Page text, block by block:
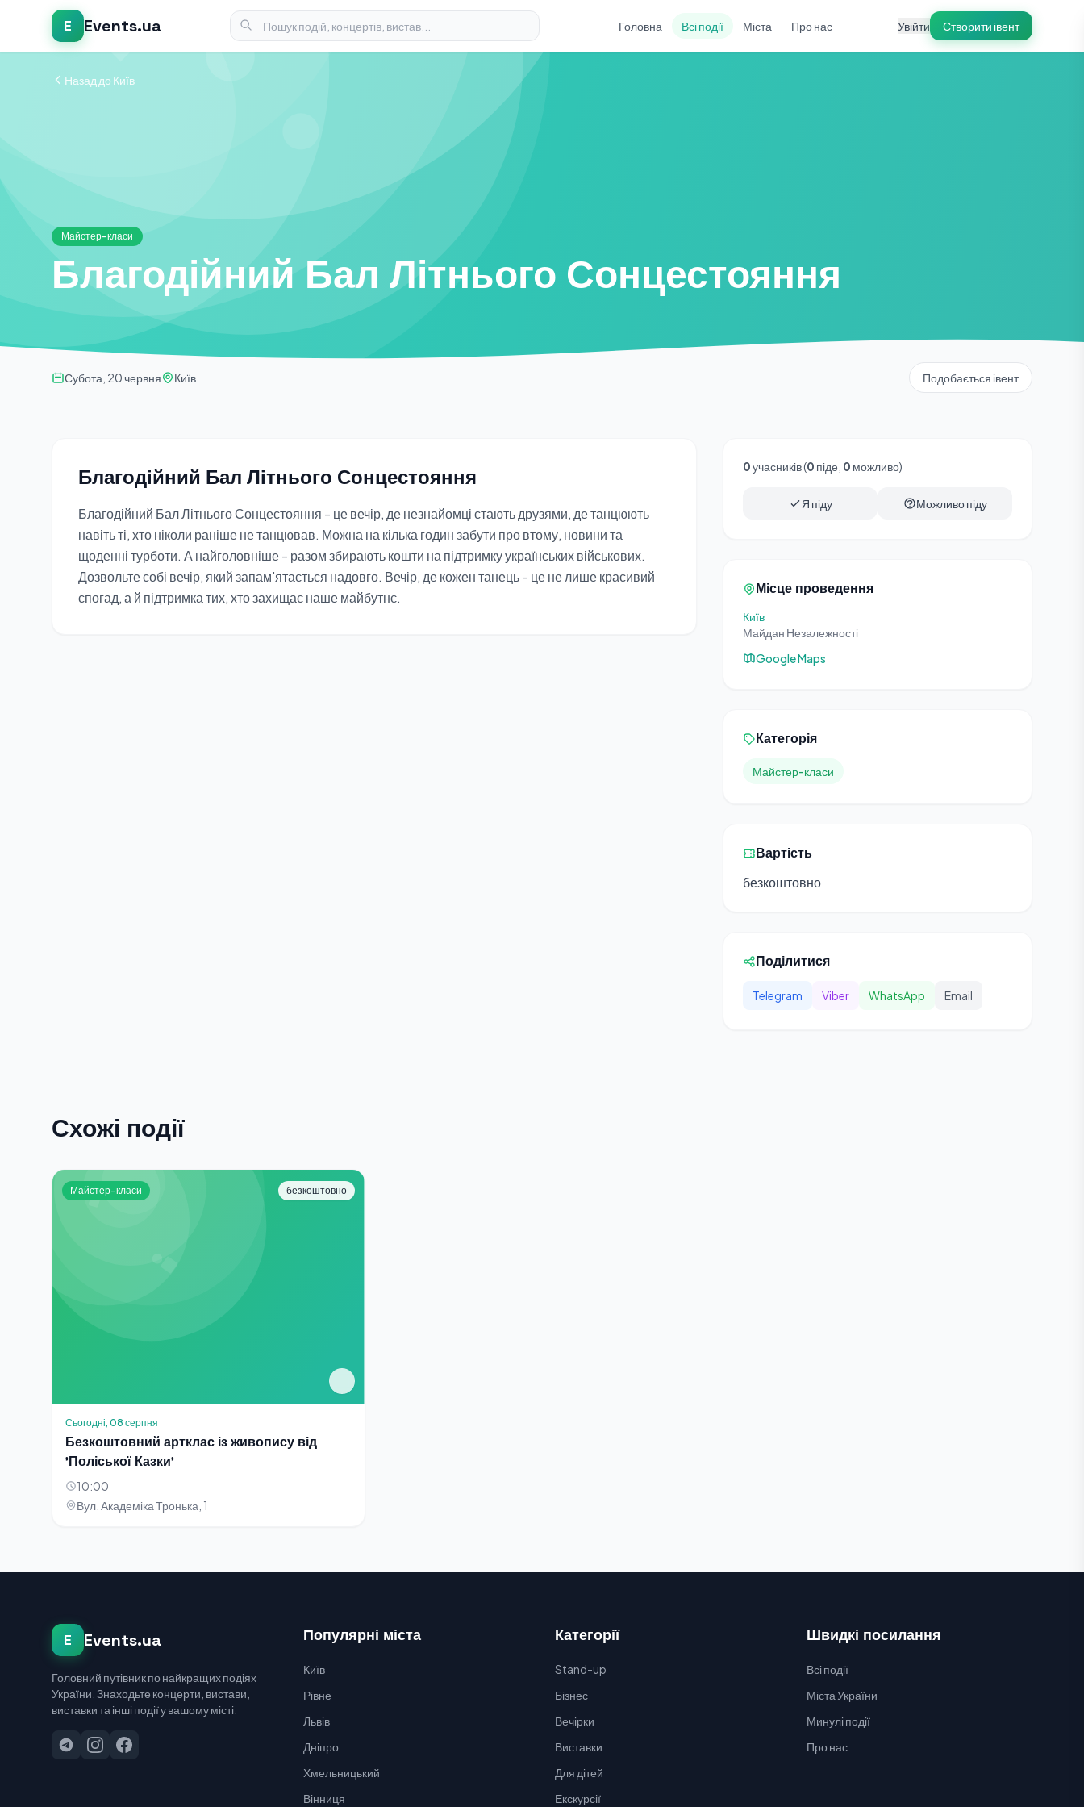
E Events.ua Головна Всі події Міста Про нас Увійти Створити івент
Назад до Київ
Майстер-класи
Благодійний Бал Літнього Сонцестояння
Субота, 20 червня Київ Подобається івент
Благодійний Бал Літнього Сонцестояння
Благодійний Бал Літнього Сонцестояння - це вечір, де незнайомці стають друзями, де танцюють
навіть ті, хто ніколи раніше не танцював. Можна на кілька годин забути про втому, новини та
щоденні турботи. А найголовніше - разом збирають кошти на підтримку українських військових.
Дозвольте собі вечір, який запам'ятається надовго. Вечір, де кожен танець - це не лише красивий
спогад, а й підтримка тих, хто захищає наше майбутнє.
0учасників (0 піде, 0 можливо)
Я піду Можливо піду
Місце проведення
Київ
Майдан Незалежності
Google Maps
Категорія
Майстер-класи
Вартість
безкоштовно
Поділитися
Telegram Viber WhatsApp Email
Схожі події
Майстер-класи безкоштовно
Сьогодні, 08 серпня
Безкоштовний артклас із живопису від
'Поліської Казки'
10:00
Вул. Академіка Тронька, 1
E Events.ua
Головний путівник по найкращих подіях
України. Знаходьте концерти, вистави,
виставки та інші події у вашому місті.
Популярні міста
Київ
Рівне
Львів
Дніпро
Хмельницький
Вінниця
Категорії
Stand-up
Бізнес
Вечірки
Виставки
Для дітей
Екскурсії
Швидкі посилання
Всі події
Міста України
Минулі події
Про нас